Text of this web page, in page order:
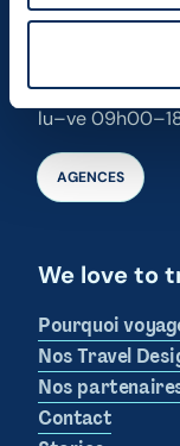
Par email
Heures
lu–ve
AGENCES
We love to
Pourquoi
Nos Travel
Nos
Contact